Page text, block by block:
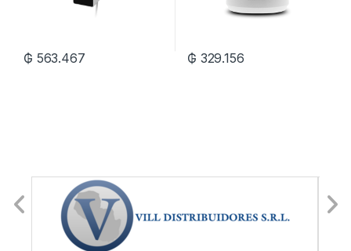
₲ 563.467 ₲ 329.156